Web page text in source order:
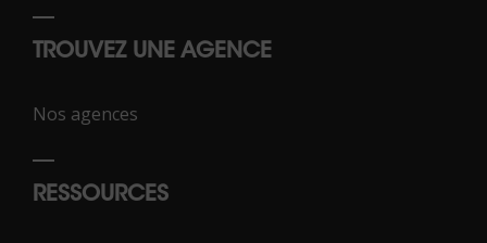
TROUVEZ UNE AGENCE
Nos agences
RESSOURCES